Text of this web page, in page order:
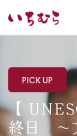
PICK UP
【
終日 〜